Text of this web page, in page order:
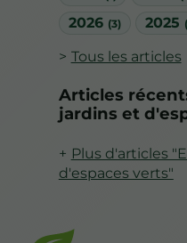
2026 (3) 2025
Tous les articles
Articles
jardins et
Plus d'articles
d'espaces verts"